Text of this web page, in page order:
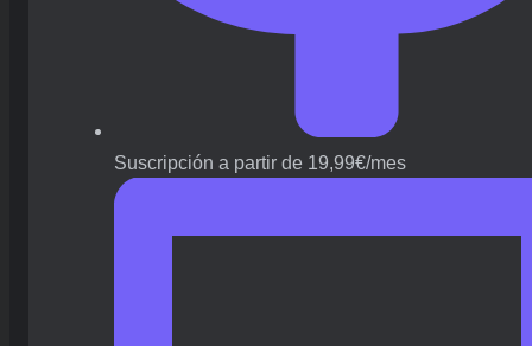
Suscripción a partir de 19,99€/mes